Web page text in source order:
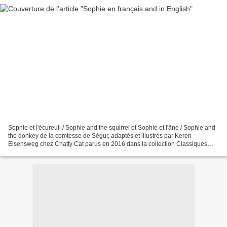
Sophie et l'écureuil / Sophie and the squirrel et Sophie et l'âne / Sophie and
the donkey de la comtesse de Ségur, adaptés et illustrés par Keren
Eisensweg chez Chatty Cat parus en 2016 dans la collection Classiques